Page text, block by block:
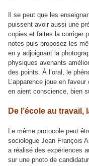
Il se peut que les
puissent avoir aussi une
copies et faites la corriger
notes puis proposez les
en y adjoignant la
physiques avenants
des points. À l’oral, le
L’apparence joue en
en aient conscience, bien
De l’école au
Le même protocole peut
sociologue Jean François
a réalisé des expériences
sur une photo de